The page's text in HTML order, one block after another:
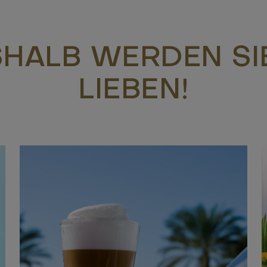
WERDEN
LIEBEN!